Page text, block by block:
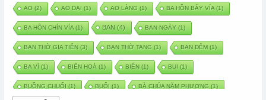
AO (2) AO DẠI (1) AO LÀNG (1) BA HỒN BẢY VÍA(1)
BA HỒN CHÍN VÍA(1) BAN (4) BAN NGÀY (1)
BAN THỜ GIA TIÊN (3) BAN THỜ TANG (1) BAN ĐÊM(1)
BA VÌ (1) BIÊN HOÀ (1) BIỂN (1) BUI (1)
BUỒNG CHUỐI (1) BUỔI (1) BÀ CHÚA NĂM PHƯƠNG (1)